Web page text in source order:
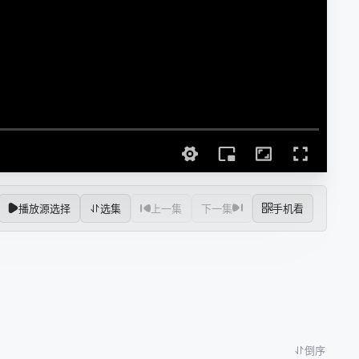
播放源选择 选集 上一集 下一集 手机看
倒序